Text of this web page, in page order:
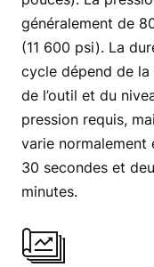
généralement de
(11 600 psi). La
cycle dépend de la
de l’outil et du
pression requis,
varie normalement
30 secondes et
minutes.